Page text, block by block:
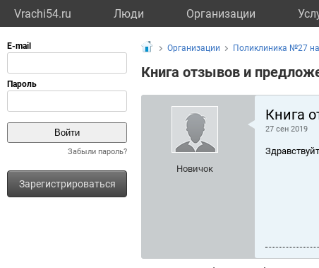
Vrachi54.ru Люди Организации
Забыли пароль?
Зарегистрироваться
Организации Поликлиника №27
Книга отзывов и
Новичок
Книга
27 сен 2019